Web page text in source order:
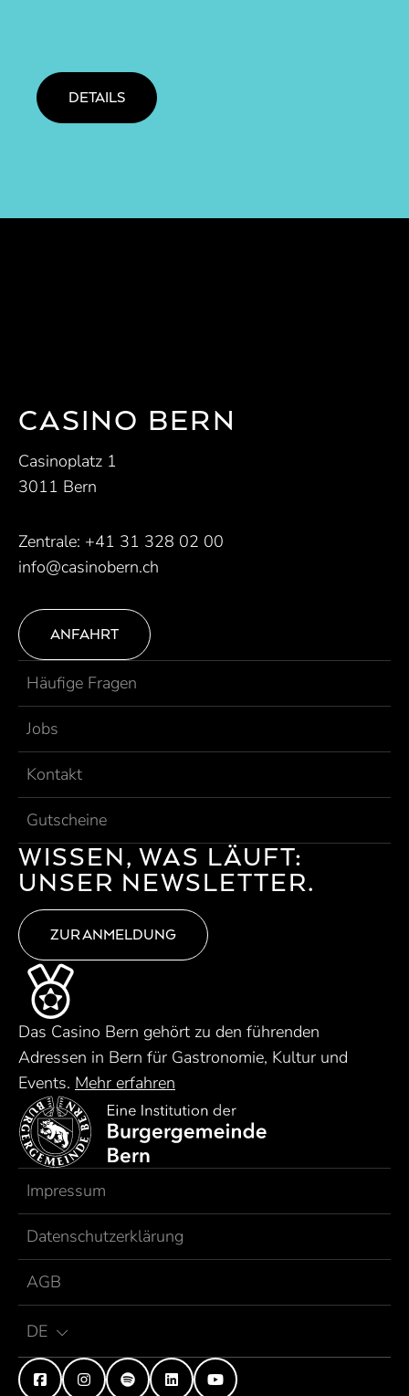
DETAILS
CASINO BERN
Casinoplatz 1
3011 Bern
Zentrale: +41 31 328 02 00
info@casinobern.ch
ANFAHRT
Häufige Fragen
Jobs
Kontakt
Gutscheine
WISSEN, WAS LÄUFT:
UNSER NEWSLETTER.
ZUR ANMELDUNG
Das Casino Bern gehört zu den führenden
Adressen in Bern für Gastronomie, Kultur und
Events. Mehr erfahren
Impressum
Datenschutzerklärung
AGB
DE